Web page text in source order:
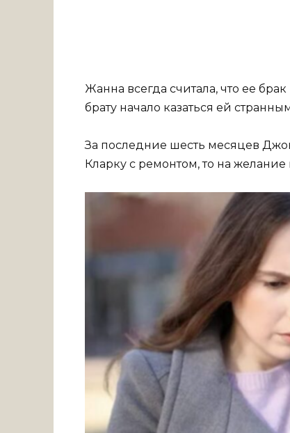
Жанна всегда считала, что ее
брату начало казаться ей
За последние шесть месяцев
Кларку с ремонтом, то на